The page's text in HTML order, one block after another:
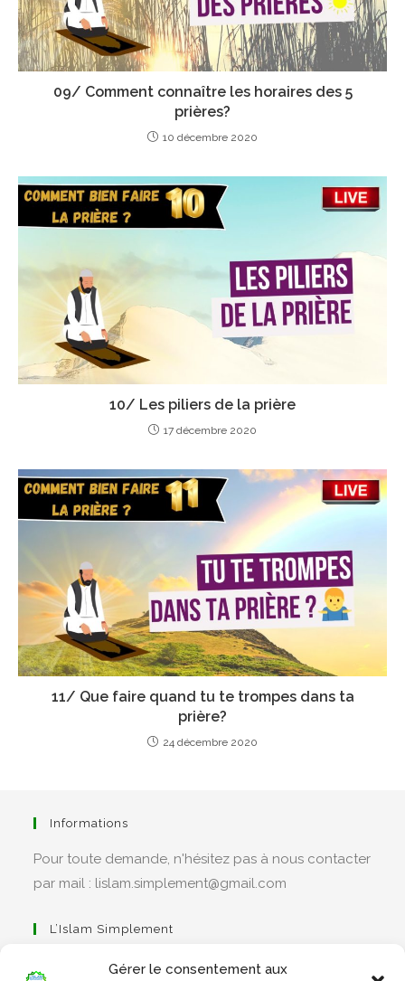
Gérer le consentement aux
09/ Comment connaître les horaires des 5
prières?
10 décembre 2020
10/ Les piliers de la prière
17 décembre 2020
11/ Que faire quand tu te trompes dans ta
prière?
24 décembre 2020
Informations
Pour toute demande, n'hésitez pas à nous contacter
par mail : lislam.simplement@gmail.com
L’Islam Simplement